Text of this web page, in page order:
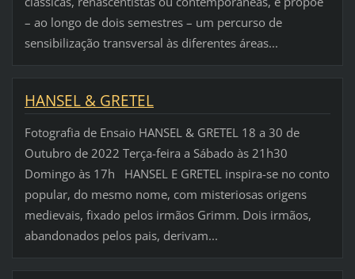
– ao longo de dois semestres – um percurso de
sensibilização transversal às diferentes áreas...
HANSEL & GRETEL
Fotografia de Ensaio HANSEL & GRETEL 18 a 30 de
Outubro de 2022 Terça-feira a Sábado às 21h30
Domingo às 17h HANSEL E GRETEL inspira-se no conto
popular, do mesmo nome, com misteriosas origens
medievais, fixado pelos irmãos Grimm. Dois irmãos,
abandonados pelos pais, derivam...